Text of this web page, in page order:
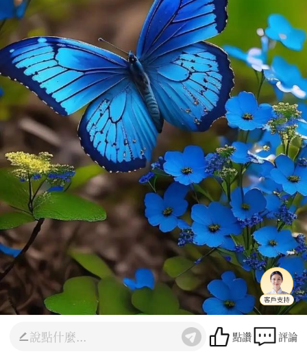
點讚 評論